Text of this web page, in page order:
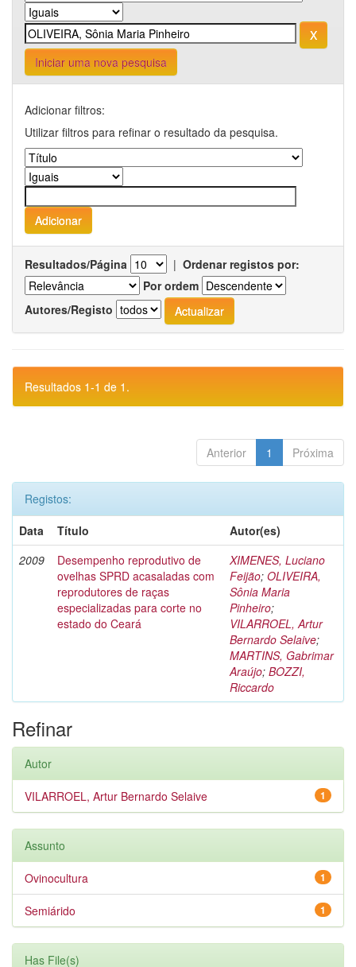
Iniciar uma nova pesquisa
Adicionar filtros:
Utilizar filtros para refinar o resultado da pesquisa.
Resultados/Página | Ordenar registos por:
Por ordem
Autores/Registo
Resultados 1-1 de 1.
Anterior 1 Próxima
Registos:
Data
Título
Autor(es)
2009
Desempenho reprodutivo de
ovelhas SPRD acasaladas com
reprodutores de raças
especializadas para corte no
estado do Ceará
XIMENES, Luciano
Feijão; OLIVEIRA,
Sônia Maria
Pinheiro;
VILARROEL, Artur
Bernardo Selaive;
MARTINS, Gabrimar
Araújo; BOZZI,
Riccardo
Refinar
Autor
1
VILARROEL, Artur Bernardo Selaive
Assunto
1
Ovinocultura
1
Semiárido
Has File(s)